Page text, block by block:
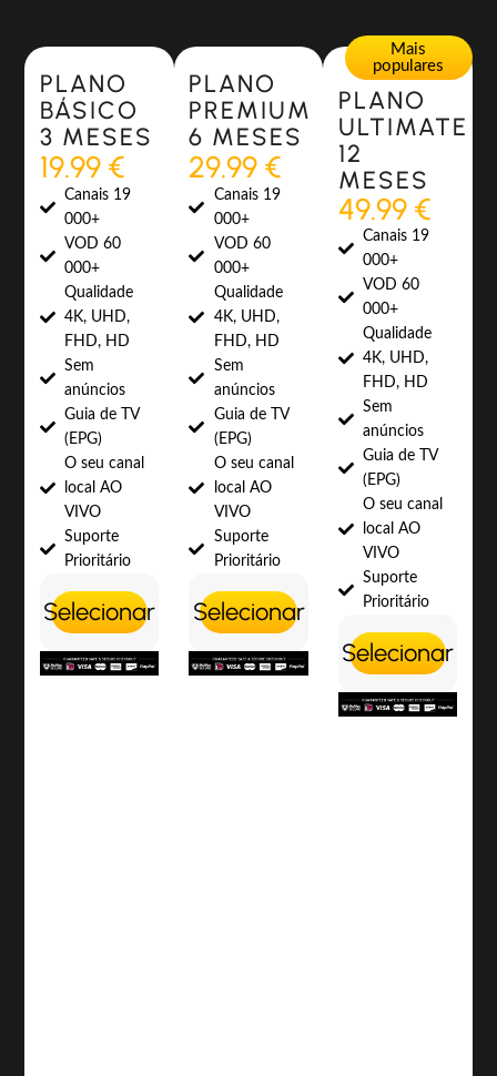
Most Popular
PLANO
BÁSICO
3 MESES
19.99 €
Canais 19
000+
VOD 60
000+
Qualidade
4K, UHD,
FHD, HD
Sem
anúncios
Guia de TV
(EPG)
O seu canal
local AO
VIVO
Suporte
Prioritário
Selecionar
Most Popular
PLANO
PREMIUM
6 MESES
29.99 €
Canais 19
000+
VOD 60
000+
Qualidade
4K, UHD,
FHD, HD
Sem
anúncios
Guia de TV
(EPG)
O seu canal
local AO
VIVO
Suporte
Prioritário
Selecionar
Mais
populares
PLANO
ULTIMATE
12
MESES
49.99 €
Canais 19
000+
VOD 60
000+
Qualidade
4K, UHD,
FHD, HD
Sem
anúncios
Guia de TV
(EPG)
O seu canal
local AO
VIVO
Suporte
Prioritário
Selecionar